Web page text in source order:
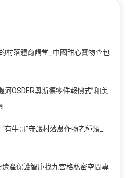
村落體育講堂_中國甜心寶物查包
河OSDER奧斯德零件報價式”和美
有牛哥”守護村落農作物老種類_
遺產保護智庫找九宮格私密空間專